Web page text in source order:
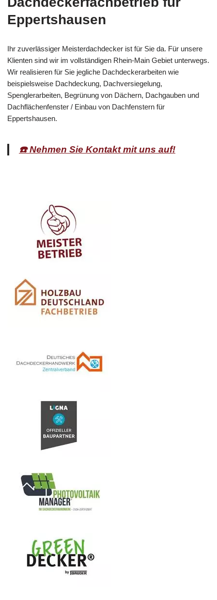
Eppertshausen
Ihr zuverlässiger Meisterdachdecker ist für Sie da. Für unsere
Klienten sind wir im vollständigen Rhein-Main Gebiet unterwegs.
Wir realisieren für Sie jegliche Dachdeckerarbeiten wie
beispielsweise Dachdeckung, Dachversiegelung,
Spenglerarbeiten, Begrünung von Dächern, Dachgauben und
Dachflächenfenster / Einbau von Dachfenstern für
Eppertshausen.
☎️ Nehmen Sie Kontakt mit uns auf!